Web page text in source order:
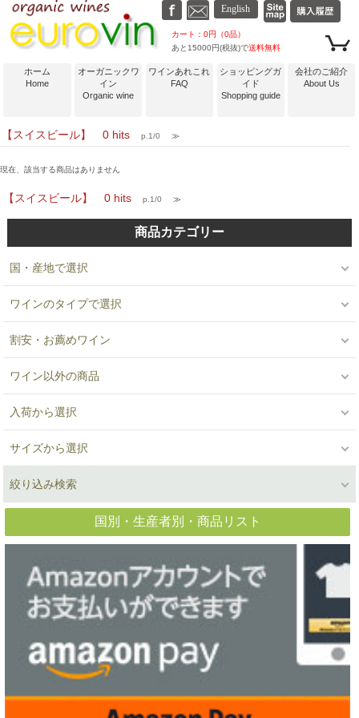
カート：0円（0品）
あと15000円(税抜)で送料無料
ホーム
Home
オーガニックワ
イン
Organic wine
ワインあれこれ
FAQ
ショッピングガ
イド
Shopping guide
会社のご紹介
About Us
【スイスビール】 0 hitsp.1/0 ≫
現在、該当する商品はありません
【スイスビール】 0 hitsp.1/0 ≫
商品カテゴリー
国・産地で選択
ワインのタイプで選択
割安・お薦めワイン
ワイン以外の商品
入荷から選択
サイズから選択
絞り込み検索
国別・生産者別・商品リスト